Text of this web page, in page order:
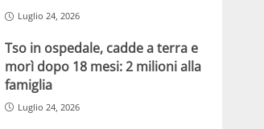
Luglio 24, 2026
Tso in ospedale, cadde a terra e
morì dopo 18 mesi: 2 milioni alla
famiglia
Luglio 24, 2026